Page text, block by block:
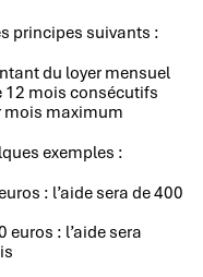
principes suivants :
du loyer mensuel
12 mois consécutifs
mois maximum
exemples :
: l’aide sera de 400
euros : l’aide sera